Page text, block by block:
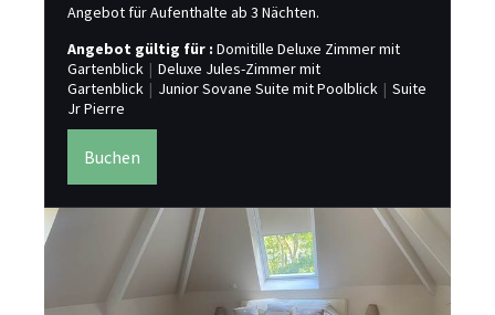
Angebot für Aufenthalte ab 3 Nächten.
Angebot gültig für : Domitille Deluxe Zimmer mit
Gartenblick | Deluxe Jules-Zimmer mit
Gartenblick | Junior Sovane Suite mit Poolblick | Suite
Jr Pierre
Buchen